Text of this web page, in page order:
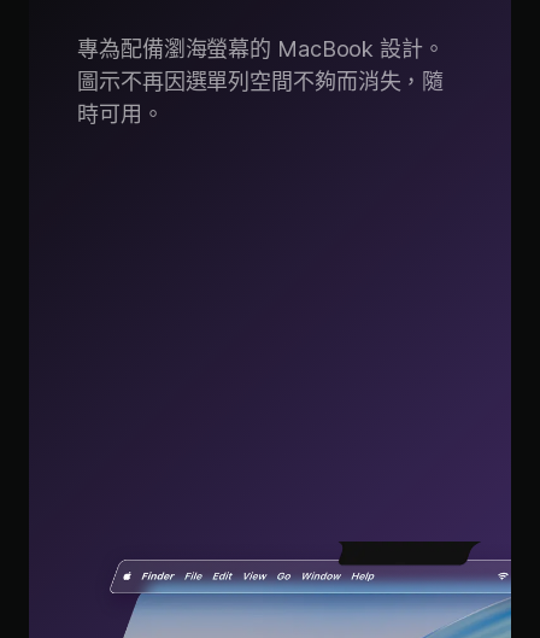
專為配備瀏海螢幕的 MacBook 設計。
圖示不再因選單列空間不夠而消失，隨
時可用。